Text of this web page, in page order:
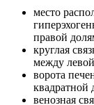
место
правой
круглая
между
ворота
квадратной
венозная